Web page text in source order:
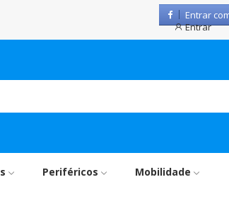
Entrar
Entrar
Periféricos Mobilidade